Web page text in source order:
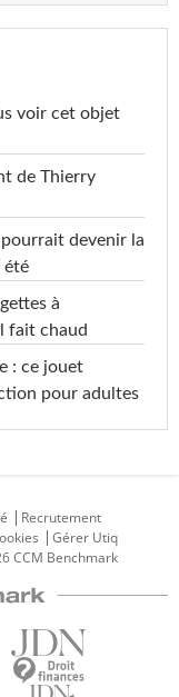
voir cet objet
de Thierry
devenir la
été
à
fait chaud
: ce jouet
pour adultes
Recrutement
Gérer Utiq
CCM Benchmark